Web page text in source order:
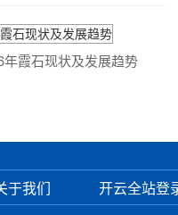
霞石现状及发展趋势
于我们 开云全站登